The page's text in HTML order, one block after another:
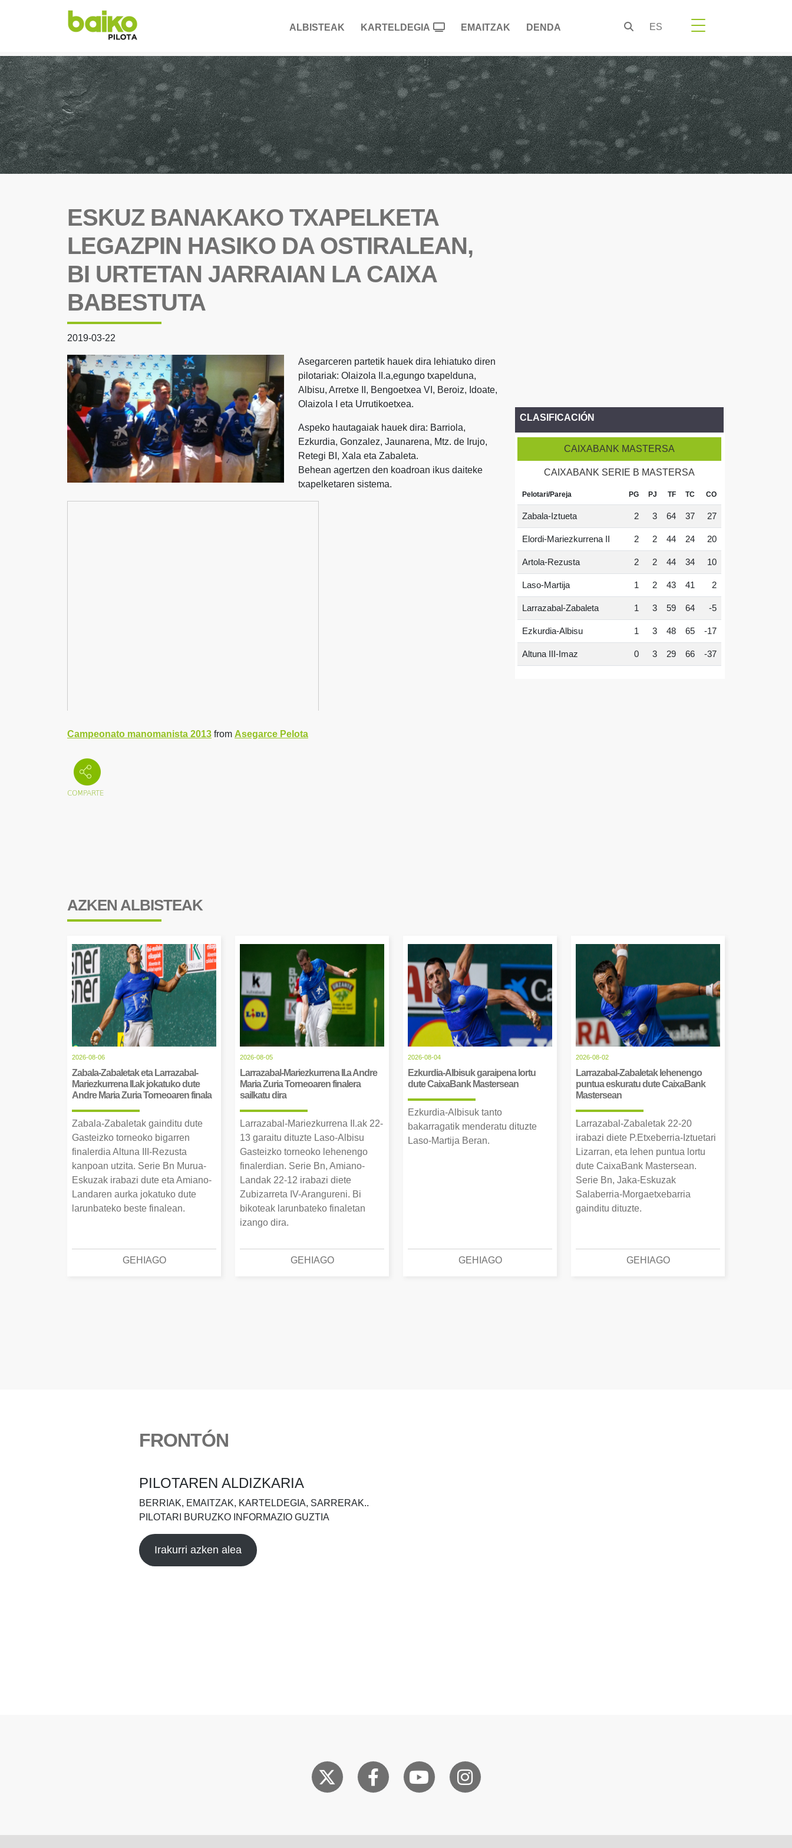
ALBISTEAK KARTELDEGIA EMAITZAK DENDA ES
ESKUZ BANAKAKO TXAPELKETA
LEGAZPIN HASIKO DA OSTIRALEAN,
BI URTETAN JARRAIAN LA CAIXA
BABESTUTA
2019-03-22
Asegarceren partetik hauek dira lehiatuko diren
pilotariak: Olaizola II.a,egungo txapelduna,
Albisu, Arretxe II, Bengoetxea VI, Beroiz, Idoate,
Olaizola I eta Urrutikoetxea.
Aspeko hautagaiak hauek dira: Barriola,
Ezkurdia, Gonzalez, Jaunarena, Mtz. de Irujo,
Retegi BI, Xala eta Zabaleta.
Behean agertzen den koadroan ikus daiteke
txapelketaren sistema.
Campeonato manomanista 2013 from Asegarce Pelota
CLASIFICACIÓN
CAIXABANK MASTERSA
CAIXABANK SERIE B MASTERSA
Pelotari/Pareja PG PJ TF TC CO
Zabala-Iztueta 2 3 64 37 27
Elordi-Mariezkurrena II 2 2 44 24 20
Artola-Rezusta 2 2 44 34 10
Laso-Martija 1 2 43 41 2
Larrazabal-Zabaleta 1 3 59 64 -5
Ezkurdia-Albisu 1 3 48 65 -17
Altuna III-Imaz 0 3 29 66 -37
AZKEN ALBISTEAK
2026-08-06
Zabala-Zabaletak eta Larrazabal-
Mariezkurrena II.ak jokatuko dute
Andre Maria Zuria Torneoaren finala
Zabala-Zabaletak gainditu dute
Gasteizko torneoko bigarren
finalerdia Altuna III-Rezusta
kanpoan utzita. Serie Bn Murua-
Eskuzak irabazi dute eta Amiano-
Landaren aurka jokatuko dute
larunbateko beste finalean.
GEHIAGO
2026-08-05
Larrazabal-Mariezkurrena II.a Andre
Maria Zuria Torneoaren finalera
sailkatu dira
Larrazabal-Mariezkurrena II.ak 22-
13 garaitu dituzte Laso-Albisu
Gasteizko torneoko lehenengo
finalerdian. Serie Bn, Amiano-
Landak 22-12 irabazi diete
Zubizarreta IV-Arangureni. Bi
bikoteak larunbateko finaletan
izango dira.
GEHIAGO
2026-08-04
Ezkurdia-Albisuk garaipena lortu
dute CaixaBank Mastersean
Ezkurdia-Albisuk tanto
bakarragatik menderatu dituzte
Laso-Martija Beran.
GEHIAGO
2026-08-02
Larrazabal-Zabaletak lehenengo
puntua eskuratu dute CaixaBank
Mastersean
Larrazabal-Zabaletak 22-20
irabazi diete P.Etxeberria-Iztuetari
Lizarran, eta lehen puntua lortu
dute CaixaBank Mastersean.
Serie Bn, Jaka-Eskuzak
Salaberria-Morgaetxebarria
gainditu dituzte.
GEHIAGO
FRONTÓN
PILOTAREN ALDIZKARIA
BERRIAK, EMAITZAK, KARTELDEGIA, SARRERAK..
PILOTARI BURUZKO INFORMAZIO GUZTIA
Irakurri azken alea